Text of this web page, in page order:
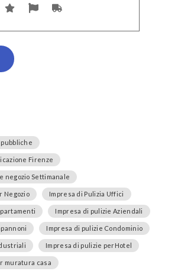
Firenze
negozio Settimanale
Negozio Impresa di Pulizia Uffici
Impresa di pulizie Aziendali
Impresa di pulizie Condominio
Impresa di pulizie perHotel
muratura casa